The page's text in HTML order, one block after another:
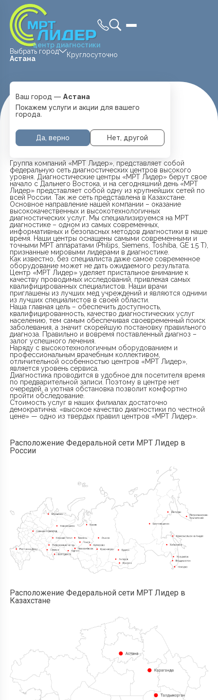
центр диагностики
Выбрать город
Астана
Круглосуточно
Ваш город — Астана
Покажем услуги и акции для вашего
города.
Да, верно Нет, другой
Главная О Компании
О КОМПАНИИ
Группа компаний «МРТ Лидер», представляет собой
федеральную сеть диагностических центров высокого
уровня. Диагностические центры «МРТ Лидер» берут свое
начало с Дальнего Востока, и на сегодняшний день «МРТ
Лидер» представляет собой одну из крупнейших сетей по
всей России. Так же сеть представлена в Казахстане.
Основное направление нашей компании – оказание
высококачественных и высокотехнологичных
диагностических услуг. Мы специализируемся на МРТ
диагностике – одном из самых современных,
информативных и безопасных методов диагностики в наше
время. Наши центры оснащены самыми современными и
точными МРТ аппаратами (Philips, Siemens, Toshiba, GE 1.5 Т),
признанные мировыми лидерами в диагностике.
Как известно, без специалиста даже самое современное
оборудование может не дать ожидаемого результата.
Центр «МРТ Лидер» уделяет пристальное внимание к
качеству проводимых исследований, привлекая самых
квалифицированных специалистов. Наши врачи
приглашены из лучших мед учреждений и являются одними
из лучших специалистов в своей области.
Наша главная цель – обеспечить доступность,
квалифицированность, качество диагностических услуг
населению, тем самым обеспечивая своевременный поиск
заболевания, а значит скорейшую постановку правильного
диагноза. Правильно и вовремя поставленный диагноз –
залог успешного лечения.
Наряду с высокотехнологичным оборудованием и
профессиональным врачебным коллективом,
отличительной особенностью центров «МРТ Лидер»,
является уровень сервиса.
Диагностика проводится в удобное для посетителя время
по предварительной записи. Поэтому в центре нет
очередей, а уютная обстановка позволит комфортно
пройти обследование.
Стоимость услуг в наших филиалах достаточно
демократична: «высокое качество диагностики по честной
цене» — одно из твердых правил центров «МРТ Лидер».
Расположение Федеральной сети МРТ Лидер в
России
Расположение Федеральной сети МРТ Лидер в
Казахстане